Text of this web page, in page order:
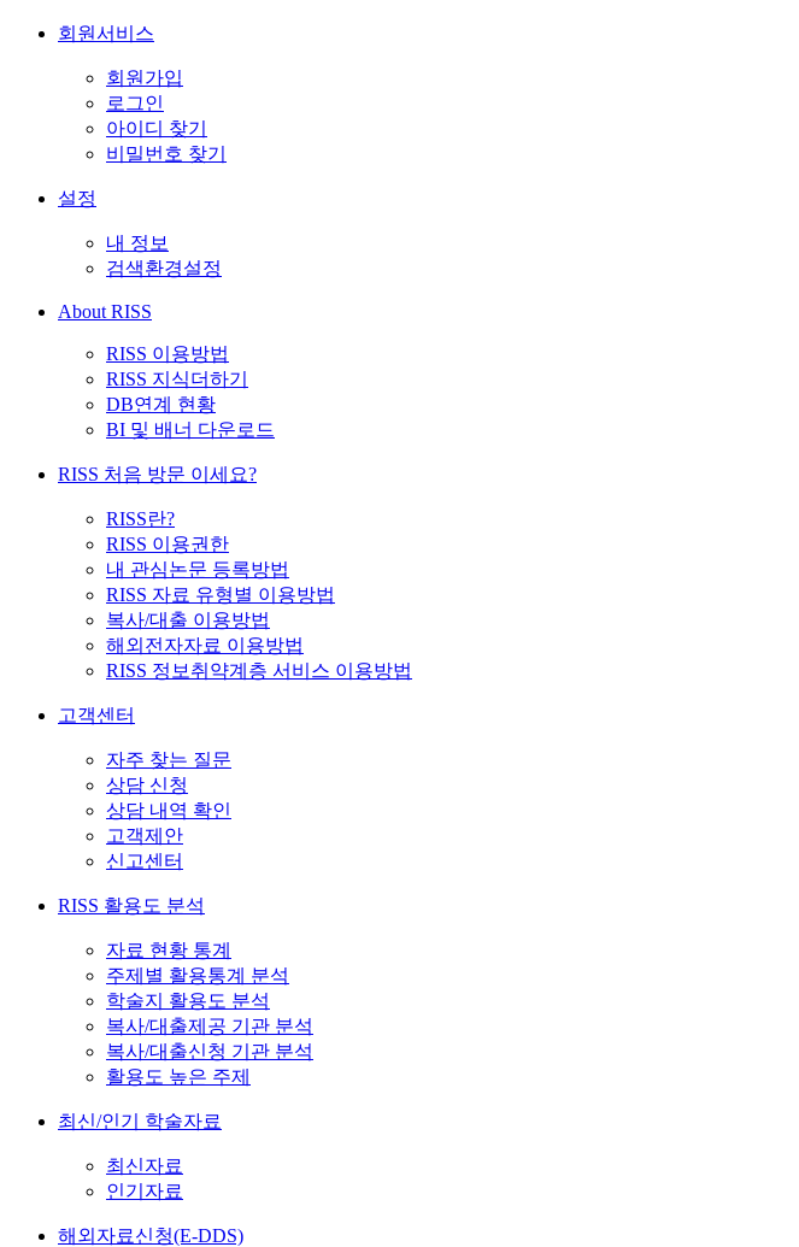
회원서비스
회원가입
로그인
아이디 찾기
비밀번호 찾기
설정
내 정보
검색환경설정
About RISS
RISS 이용방법
RISS 지식더하기
DB연계 현황
BI 및 배너 다운로드
RISS 처음 방문 이세요?
RISS란?
RISS 이용권한
내 관심논문 등록방법
RISS 자료 유형별 이용방법
복사/대출 이용방법
해외전자자료 이용방법
RISS 정보취약계층 서비스 이용방법
고객센터
자주 찾는 질문
상담 신청
상담 내역 확인
고객제안
신고센터
RISS 활용도 분석
자료 현황 통계
주제별 활용통계 분석
학술지 활용도 분석
복사/대출제공 기관 분석
복사/대출신청 기관 분석
활용도 높은 주제
최신/인기 학술자료
최신자료
인기자료
해외자료신청(E-DDS)